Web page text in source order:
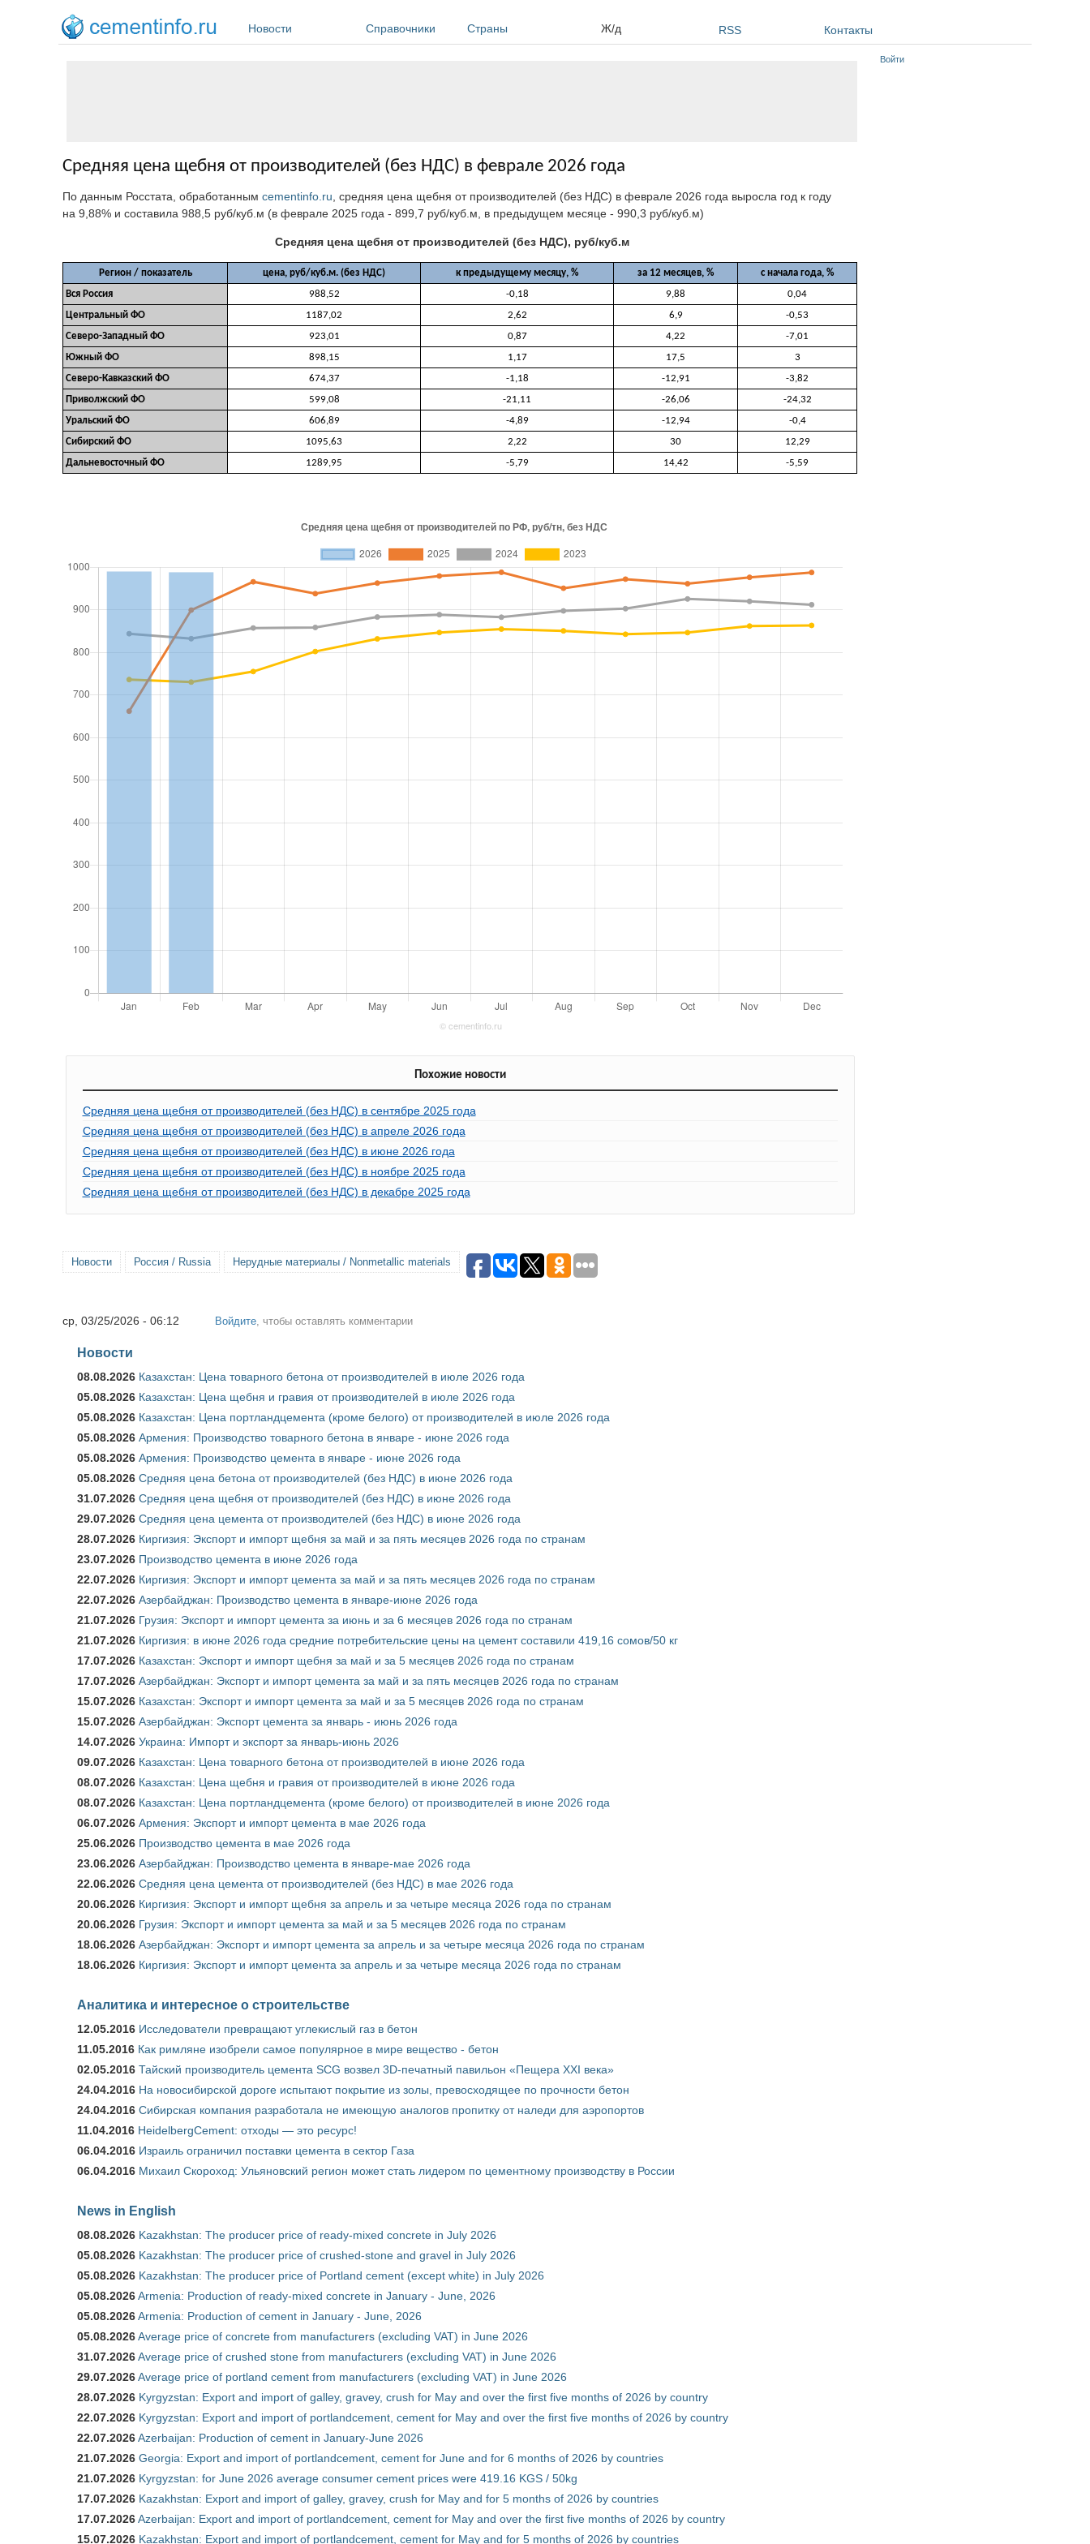
Новости
Справочники Страны Ж/д RSS Контакты
Средняя цена щебня от производителей (без НДС) в феврале 2026 года
По данным Росстата, обработанным cementinfo.ru , средняя цена щебня от производителей (без НДС) в феврале 2026 года выросла год к году
на 9,88% и составила 988,5 руб/куб.м (в феврале 2025 года - 899,7 руб/куб.м, в предыдущем месяце - 990,3 руб/куб.м)
Средняя цена щебня от производителей (без НДС), руб/куб.м
Регион / показатель цена, руб/куб.м. (без НДС) к предыдущему месяцу, % за 12 месяцев, %
с начала года, %
Вся Россия
988,52 -0,18 9,88
0,04
Центральный ФО
1187,02 2,62 6,9
-0,53
Северо-Западный ФО
923,01 0,87 4,22
-7,01
Южный ФО
898,15 1,17 17,5
3
Северо-Кавказский ФО
674,37 -1,18 -12,91
-3,82
Приволжский ФО
599,08 -21,11 -26,06
-24,32
Уральский ФО
606,89 -4,89 -12,94
-0,4
Сибирский ФО
1095,63 2,22 30
12,29
Дальневосточный ФО
1289,95 -5,79 14,42 -5,59
Похожие новости
Средняя цена щебня от производителей (без НДС) в сентябре 2025 года
Средняя цена щебня от производителей (без НДС) в апреле 2026 года
Средняя цена щебня от производителей (без НДС) в июне 2026 года
Средняя цена щебня от производителей (без НДС) в ноябре 2025 года
Средняя цена щебня от производителей (без НДС) в декабре 2025 года
Новости Россия / Russia Нерудные материалы / Nonmetallic materials
ср, 03/25/2026 - 06:12 Войдите , чтобы оставлять комментарии
Новости
08.08.2026 Казахстан: Цена товарного бетона от производителей в июле 2026 года
05.08.2026 Казахстан: Цена щебня и гравия от производителей в июле 2026 года
05.08.2026 Казахстан: Цена портландцемента (кроме белого) от производителей в июле 2026 года
05.08.2026 Армения: Производство товарного бетона в январе - июне 2026 года
05.08.2026 Армения: Производство цемента в январе - июне 2026 года
05.08.2026 Средняя цена бетона от производителей (без НДС) в июне 2026 года
31.07.2026 Средняя цена щебня от производителей (без НДС) в июне 2026 года
29.07.2026 Средняя цена цемента от производителей (без НДС) в июне 2026 года
28.07.2026 Киргизия: Экспорт и импорт щебня за май и за пять месяцев 2026 года по странам
23.07.2026 Производство цемента в июне 2026 года
22.07.2026 Киргизия: Экспорт и импорт цемента за май и за пять месяцев 2026 года по странам
22.07.2026 Азербайджан: Производство цемента в январе-июне 2026 года
21.07.2026 Грузия: Экспорт и импорт цемента за июнь и за 6 месяцев 2026 года по странам
21.07.2026 Киргизия: в июне 2026 года средние потребительские цены на цемент составили 419,16 сомов/50 кг
17.07.2026 Казахстан: Экспорт и импорт щебня за май и за 5 месяцев 2026 года по странам
17.07.2026 Азербайджан: Экспорт и импорт цемента за май и за пять месяцев 2026 года по странам
15.07.2026 Казахстан: Экспорт и импорт цемента за май и за 5 месяцев 2026 года по странам
15.07.2026 Азербайджан: Экспорт цемента за январь - июнь 2026 года
14.07.2026 Украина: Импорт и экспорт за январь-июнь 2026
09.07.2026 Казахстан: Цена товарного бетона от производителей в июне 2026 года
08.07.2026 Казахстан: Цена щебня и гравия от производителей в июне 2026 года
08.07.2026 Казахстан: Цена портландцемента (кроме белого) от производителей в июне 2026 года
06.07.2026 Армения: Экспорт и импорт цемента в мае 2026 года
25.06.2026 Производство цемента в мае 2026 года
23.06.2026 Азербайджан: Производство цемента в январе-мае 2026 года
22.06.2026 Средняя цена цемента от производителей (без НДС) в мае 2026 года
20.06.2026 Киргизия: Экспорт и импорт щебня за апрель и за четыре месяца 2026 года по странам
20.06.2026 Грузия: Экспорт и импорт цемента за май и за 5 месяцев 2026 года по странам
18.06.2026 Азербайджан: Экспорт и импорт цемента за апрель и за четыре месяца 2026 года по странам
18.06.2026 Киргизия: Экспорт и импорт цемента за апрель и за четыре месяца 2026 года по странам
Аналитика и интересное о строительстве
12.05.2016 Исследователи превращают углекислый газ в бетон
11.05.2016 Как римляне изобрели самое популярное в мире вещество - бетон
02.05.2016 Тайский производитель цемента SCG возвел 3D-печатный павильон «Пещера XXI века»
24.04.2016 На новосибирской дороге испытают покрытие из золы, превосходящее по прочности бетон
24.04.2016 Сибирская компания разработала не имеющую аналогов пропитку от наледи для аэропортов
11.04.2016 HeidelbergCement: отходы — это ресурс!
06.04.2016 Израиль ограничил поставки цемента в сектор Газа
06.04.2016 Михаил Скороход: Ульяновский регион может стать лидером по цементному производству в России
News in English
08.08.2026 Kazakhstan: The producer price of ready-mixed concrete in July 2026
05.08.2026 Kazakhstan: The producer price of crushed-stone and gravel in July 2026
05.08.2026 Kazakhstan: The producer price of Portland cement (except white) in July 2026
05.08.2026Armenia: Production of ready-mixed concrete in January - June, 2026
05.08.2026Armenia: Production of cement in January - June, 2026
05.08.2026Average price of concrete from manufacturers (excluding VAT) in June 2026
31.07.2026Average price of crushed stone from manufacturers (excluding VAT) in June 2026
29.07.2026Average price of portland cement from manufacturers (excluding VAT) in June 2026
28.07.2026 Kyrgyzstan: Export and import of galley, gravey, crush for May and over the first five months of 2026 by country
22.07.2026 Kyrgyzstan: Export and import of portlandcement, cement for May and over the first five months of 2026 by country
22.07.2026Azerbaijan: Production of cement in January-June 2026
21.07.2026 Georgia: Export and import of portlandcement, cement for June and for 6 months of 2026 by countries
21.07.2026 Kyrgyzstan: for June 2026 average consumer cement prices were 419.16 KGS / 50kg
17.07.2026 Kazakhstan: Export and import of galley, gravey, crush for May and for 5 months of 2026 by countries
17.07.2026Azerbaijan: Export and import of portlandcement, cement for May and over the first five months of 2026 by country
15.07.2026 Kazakhstan: Export and import of portlandcement, cement for May and for 5 months of 2026 by countries
Войти